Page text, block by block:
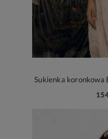
Sukienka koronkowa